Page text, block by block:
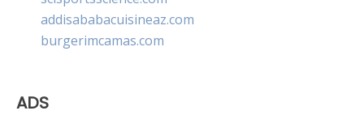
addisababacuisineaz.com
burgerimcamas.com
ADS